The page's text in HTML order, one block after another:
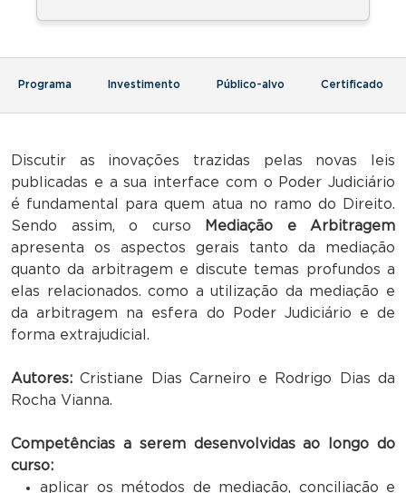
Programa Investimento Público-alvo Certificado
Discutir as inovações trazidas pelas novas leis
publicadas e a sua interface com o Poder Judiciário
é fundamental para quem atua no ramo do Direito.
Sendo assim, o curso
Mediação e Arbitragem
apresenta os aspectos gerais tanto da mediação
quanto da arbitragem e discute temas profundos a
elas relacionados. como a utilização da mediação e
da arbitragem na esfera do Poder Judiciário e de
forma extrajudicial.
Autores:Cristiane Dias Carneiro e Rodrigo Dias da
Rocha Vianna.
Competências a serem desenvolvidas ao longo do
curso:
aplicar os métodos de mediação, conciliação e